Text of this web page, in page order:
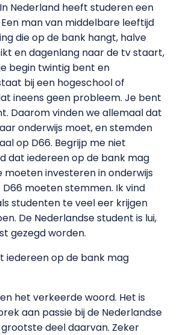
Nederland heeft studeren een
man van middelbare leeftijd
die op de bank hangt, halve
en dagenlang naar de tv staart,
begin twintig bent en
bij een hogeschool of
ineens geen probleem. Je bent
Daarom vinden we allemaal dat
onderwijs moet, en stemden
op D66. Begrijp me niet
dat iedereen op de bank mag
moeten investeren in onderwijs
moeten stemmen. Ik vind
studenten te veel eer krijgen
De Nederlandse student is lui,
gezegd worden.
iedereen op de bank mag
het verkeerde woord. Het is
aan passie bij de Nederlandse
deel daarvan. Zeker